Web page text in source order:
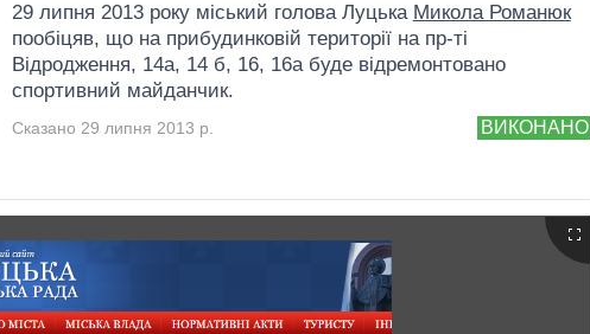
29 липня 2013 року міський голова Луцька Микола Романюк
пообіцяв, що на прибудинковій території на пр-ті
Відродження, 14а, 14 б, 16, 16а буде відремонтовано
спортивний майданчик.
ВИКОНАНО
Сказано 29 липня 2013 р.